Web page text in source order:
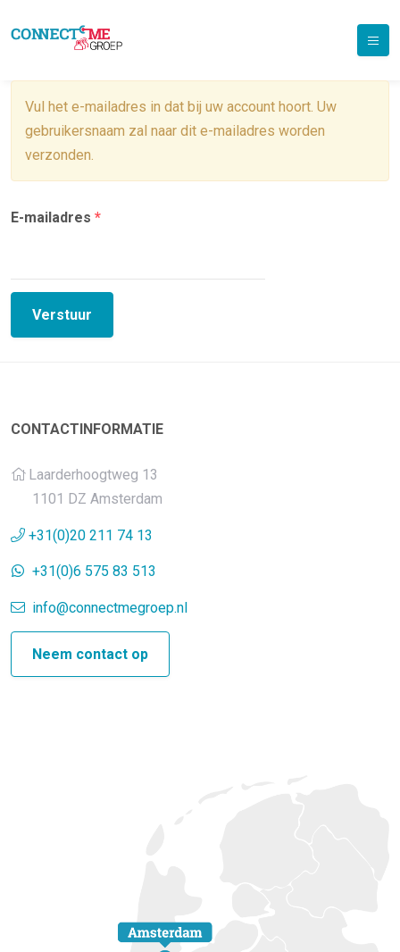
Vul het e-mailadres in dat bij uw account hoort. Uw
gebruikersnaam zal naar dit e-mailadres worden
verzonden.
E-mailadres *
Verstuur
CONTACTINFORMATIE
Laarderhoogtweg 13
1101 DZ Amsterdam
+31(0)20 211 74 13
+31(0)6 575 83 513
info@connectmegroep.nl
Neem contact op